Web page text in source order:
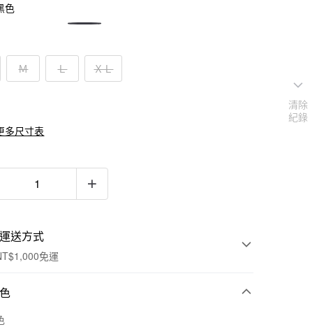
色
Ｍ Ｌ ＸＬ
多尺寸表
送方式
免運
付款
清除
紀錄